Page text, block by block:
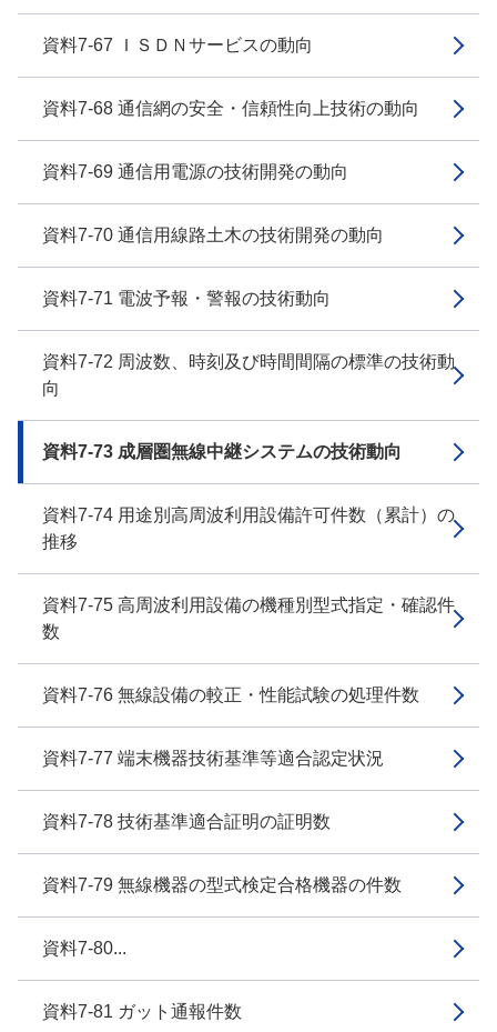
資料7-67 ＩＳＤＮサービスの動向
資料7-68 通信網の安全・信頼性向上技術の動向
資料7-69 通信用電源の技術開発の動向
資料7-70 通信用線路土木の技術開発の動向
資料7-71 電波予報・警報の技術動向
資料7-72 周波数、時刻及び時間間隔の標準の技術動
向
資料7-73 成層圏無線中継システムの技術動向
資料7-74 用途別高周波利用設備許可件数（累計）の
推移
資料7-75 高周波利用設備の機種別型式指定・確認件
数
資料7-76 無線設備の較正・性能試験の処理件数
資料7-77 端末機器技術基準等適合認定状況
資料7-78 技術基準適合証明の証明数
資料7-79 無線機器の型式検定合格機器の件数
資料7-80...
資料7-81 ガット通報件数